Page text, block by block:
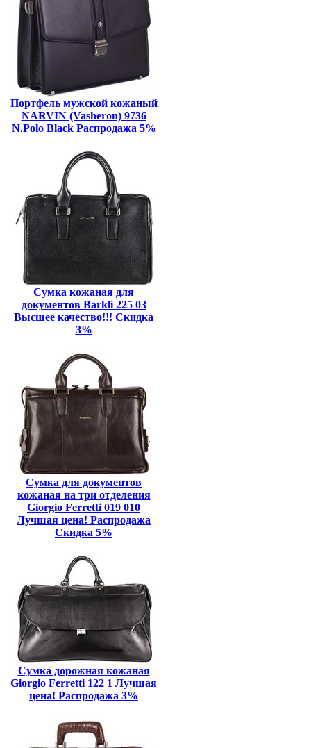
Портфель мужской кожаный
NARVIN (Vasheron) 9736
N.Polo Black Распродажа 5%
Сумка кожаная для
документов Barkli 225 03
Высшее качество!!! Скидка
3%
Сумка для документов
кожаная на три отделения
Giorgio Ferretti 019 010
Лучшая цена! Распродажа
Скидка 5%
Сумка дорожная кожаная
Giorgio Ferretti 122 1 Лучшая
цена! Распродажа 3%